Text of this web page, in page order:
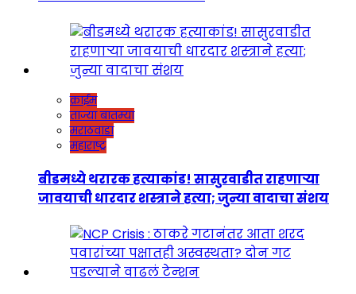
क्राईम
ताज्या बातम्या
मराठवाडा
महाराष्ट्र
बीडमध्ये थरारक हत्याकांड! सासुरवाडीत राहणाऱ्या
जावयाची धारदार शस्त्राने हत्या; जुन्या वादाचा संशय